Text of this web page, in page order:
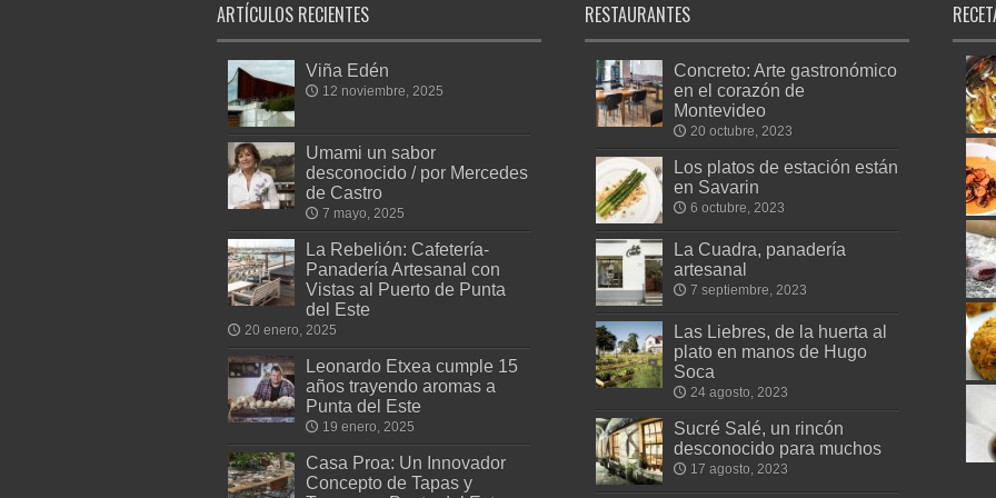
ARTÍCULOS RECIENTES
Viña Edén
12 noviembre, 2025
Umami un sabor
desconocido / por Mercedes
de Castro
7 mayo, 2025
La Rebelión: Cafetería-
Panadería Artesanal con
Vistas al Puerto de Punta
del Este
20 enero, 2025
Leonardo Etxea cumple 15
años trayendo aromas a
Punta del Este
19 enero, 2025
Casa Proa: Un Innovador
Concepto de Tapas y
RESTAURANTES
Concreto: Arte gastronómico
en el corazón de
Montevideo
20 octubre, 2023
Los platos de estación están
en Savarin
6 octubre, 2023
La Cuadra, panadería
artesanal
7 septiembre, 2023
Las Liebres, de la huerta al
plato en manos de Hugo
Soca
24 agosto, 2023
Sucré Salé, un rincón
desconocido para muchos
17 agosto, 2023